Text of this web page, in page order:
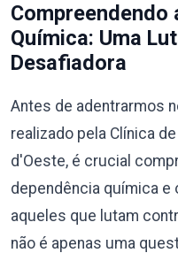
Compreendendo
Química: Uma
Desafiadora
Antes de adentrarmos
realizado pela Clínica
d'Oeste, é crucial
dependência química
aqueles que lutam
não é apenas uma